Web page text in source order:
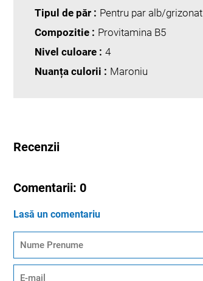
Tipul de păr : Pentru par alb/grizonat
Compozitie : Provitamina B5
Nivel culoare : 4
Nuanța culorii : Maroniu
Recenzii
Comentarii: 0
Lasă un comentariu